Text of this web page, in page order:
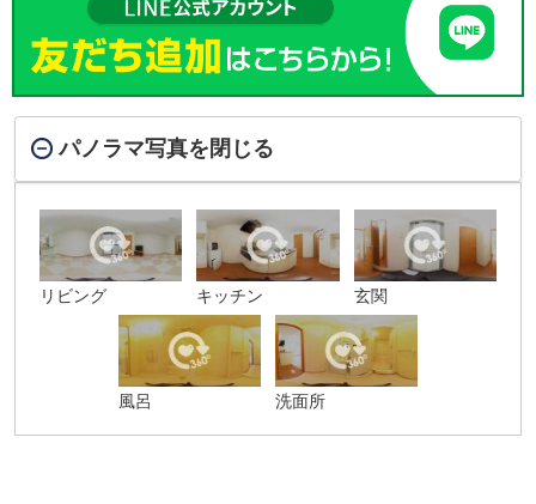
パノラマ写真を閉じる
リビング キッチン 玄関
風呂 洗面所